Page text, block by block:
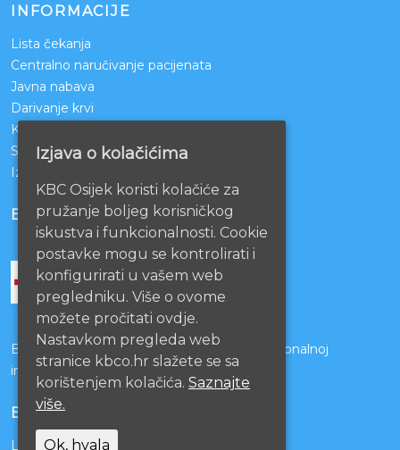
INFORMACIJE
Lista čekanja
Centralno naručivanje pacijenata
Javna nabava
Darivanje krvi
KBCO Webmail
Sestrinstvo KBC Osijek
Izjava o pristupačnosti mrežnih stranica
BOLNICE PARTNERI
Bolnice s kojima je potpisan ugovor o funkcionalnoj
integraciji
EU PROJEKTI
Lista projekata
Izjava o kolačićima
KBC Osijek koristi kolačiće za
pružanje boljeg korisničkog
iskustva i funkcionalnosti. Cookie
postavke mogu se kontrolirati i
konfigurirati u vašem web
pregledniku. Više o ovome
možete pročitati ovdje.
Nastavkom pregleda web
stranice kbco.hr slažete se sa
korištenjem kolačića. Saznajte
više.
Ok, hvala